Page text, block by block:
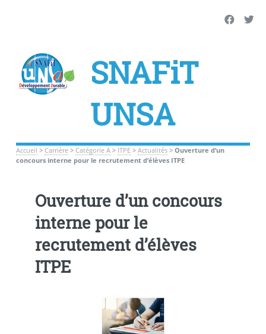
SNAFiT
UNSA
Accueil > Carrière> Catégorie A> ITPE> Actualités> Ouverture d’un
concours interne pour le recrutement d’élèves ITPE
Ouverture d’un concours
interne pour le
recrutement d’élèves
ITPE